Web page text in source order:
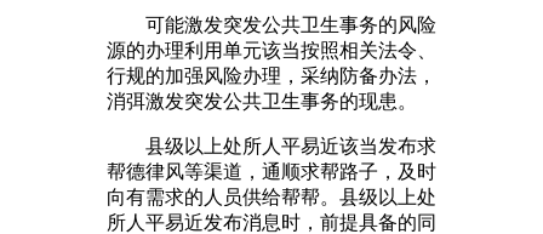
可能激发突发公共卫生事务的风险
源的办理利用单元该当按照相关法令、
行规的加强风险办理，采纳防备办法，
消弭激发突发公共卫生事务的现患。
县级以上处所人平易近该当发布求
帮德律风等渠道，通顺求帮路子，及时
向有需求的人员供给帮帮。县级以上处
所人平易近发布消息时，前提具备的同